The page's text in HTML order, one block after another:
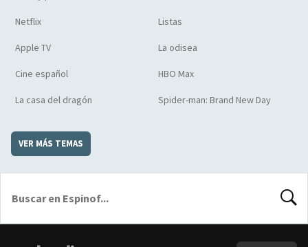
Netflix Listas
Apple TV La odisea
Cine español HBO Max
La casa del dragón Spider-man: Brand New Day
VER MÁS TEMAS